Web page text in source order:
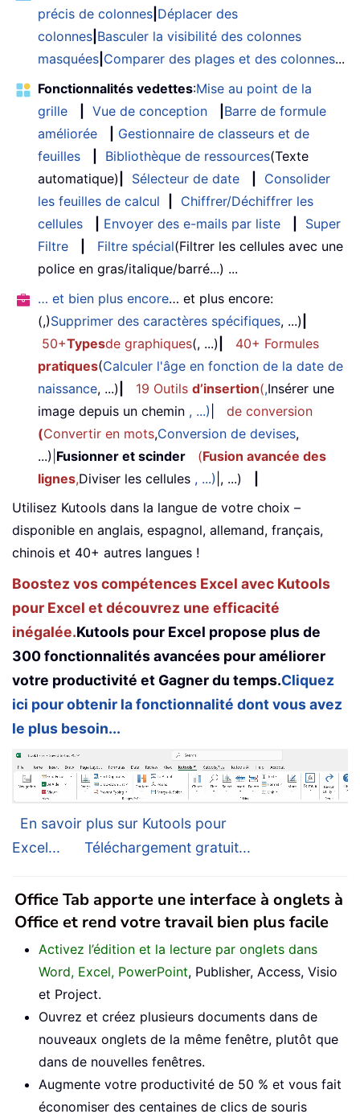
précis de colonnes Déplacer des
colonnes Basculer la visibilité des colonnes
masquées Comparer des plages et des colonnes...
Fonctionnalités vedettes:Mise au point de la
grille
Vue de conception
Barre de formule
améliorée
Gestionnaire de classeurs et de
feuilles
Bibliothèque de ressources(Texte
automatique)
Sélecteur de date
Consolider
les feuilles de calcul
Chiffrer/Déchiffrer les
cellules
Envoyer des e-mails par liste
Super
Filtre
Filtre spécial(Filtrer les cellules avec une
police en gras/italique/barré...) ...
… et bien plus encore… et plus encore:
(,)Supprimer des caractères spécifiques, ...)
50+Typesde graphiques(, ...)
40+ Formules
pratiques(Calculer l'âge en fonction de la date de
naissance, ...) 19 Outils d’insertion(,Insérer une
image depuis un chemin , ...)
de conversion
(Convertir en mots,Conversion de devises,
...) Fusionner et scinder (Fusion avancée des
lignes,Diviser les cellules , ...) |, ...)
Utilisez Kutools dans la langue de votre choix –
disponible en anglais, espagnol, allemand, français,
chinois et 40+ autres langues !
Boostez vos compétences Excel avec Kutools
pour Excel et découvrez une efficacité
inégalée.Kutools pour Excel propose plus de
300 fonctionnalités avancées pour améliorer
votre productivité et Gagner du temps.Cliquez
ici pour obtenir la fonctionnalité dont vous avez
le plus besoin...
En savoir plus sur Kutools pour
Excel...
Téléchargement gratuit...
Office Tab apporte une interface à onglets à
Office et rend votre travail bien plus facile
Activez l’édition et la lecture par onglets dans
Word, Excel, PowerPoint, Publisher, Access, Visio
et Project.
Ouvrez et créez plusieurs documents dans de
nouveaux onglets de la même fenêtre, plutôt que
dans de nouvelles fenêtres.
Augmente votre productivité de 50 % et vous fait
économiser des centaines de clics de souris